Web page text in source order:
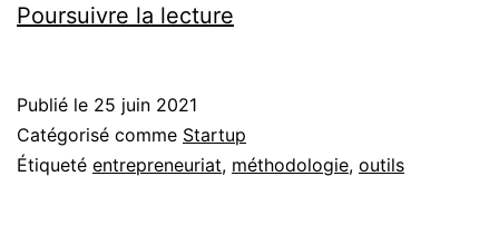
Poursuivre la lecture
idée
de
Publié le 25 juin 2021
Catégorisé comme Startup
Étiqueté entrepreneuriat, méthodologie, outils